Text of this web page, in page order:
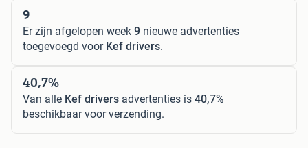
9
Er zijn afgelopen week 9 nieuwe advertenties
toegevoegd voor Kef drivers.
40,7%
Van alle Kef drivers advertenties is 40,7%
beschikbaar voor verzending.